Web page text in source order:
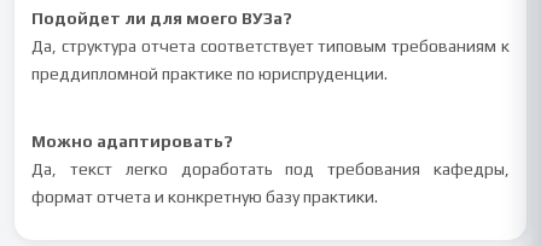
Подойдет ли для моего ВУЗа?
Да, структура отчета соответствует типовым требованиям к
преддипломной практике по юриспруденции.
Можно адаптировать?
Да, текст легко доработать под требования кафедры,
формат отчета и конкретную базу практики.